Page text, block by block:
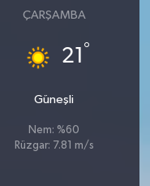
ÇARŞAMBA
21 °
Güneşli
Nem: %60
Rüzgar: 7.81 m/s